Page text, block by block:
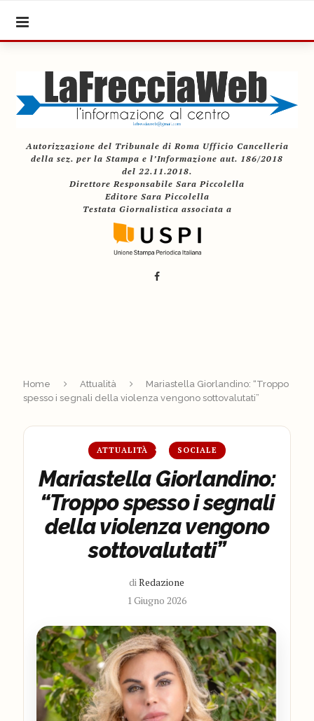
Autorizzazione del Tribunale di Roma Ufficio Cancelleria
della sez. per la Stampa e l’Informazione aut. 186/2018
del 22.11.2018.
Direttore Responsabile Sara Piccolella
Editore Sara Piccolella
Testata Giornalistica associata a
Home Attualità
Mariastella Giorlandino: “Troppo
spesso i segnali della violenza vengono sottovalutati”
ATTUALITÀ SOCIALE
Mariastella Giorlandino:
“Troppo spesso i segnali
della violenza vengono
sottovalutati”
diRedazione
1 Giugno 2026